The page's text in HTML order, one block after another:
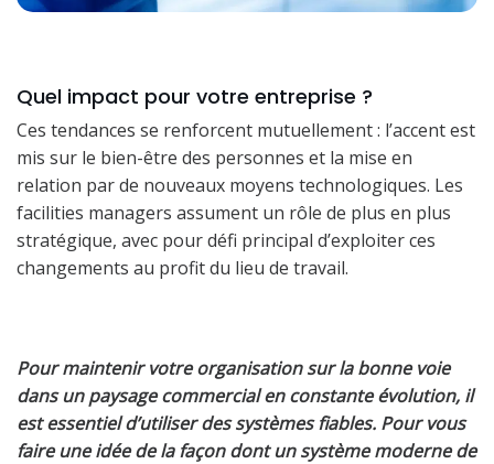
Quel impact pour votre entreprise ?
Ces tendances se renforcent mutuellement : l’accent est
mis sur le bien-être des personnes et la mise en
relation par de nouveaux moyens technologiques. Les
facilities managers assument un rôle de plus en plus
stratégique, avec pour défi principal d’exploiter ces
changements au profit du lieu de travail.
Pour maintenir votre organisation sur la bonne voie
dans un paysage commercial en constante évolution, il
est essentiel d’utiliser des systèmes fiables. Pour vous
faire une idée de la façon dont un système moderne de